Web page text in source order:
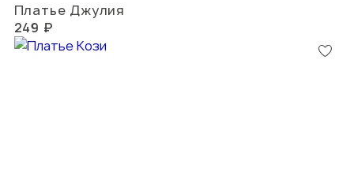
Платье Джулия
249 ₽